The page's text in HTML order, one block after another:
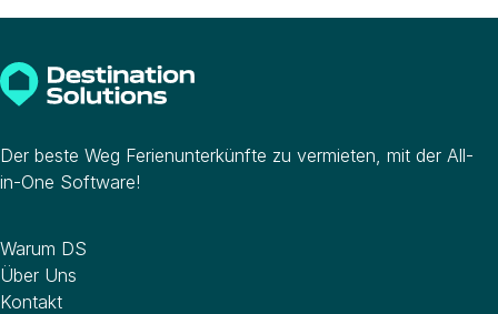
Der beste Weg Ferienunterkünfte zu vermieten, mit der All-
in-One Software!
Warum DS
Über Uns
Kontakt